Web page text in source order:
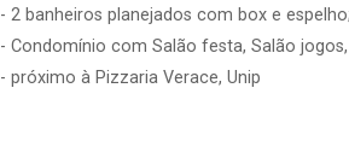
- 2 banheiros planejados com box e espelho;
- Condomínio com Salão festa, Salão
- próximo à Pizzaria Verace, Unip